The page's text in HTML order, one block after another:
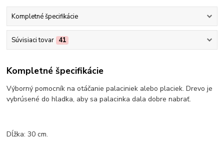
Kompletné špecifikácie
Súvisiaci tovar 41
Kompletné špecifikácie
Výborný pomocník na otáčanie palaciniek alebo placiek. Drevo je
vybrúsené do hladka, aby sa palacinka dala dobre nabrať.
Dĺžka: 30 cm.